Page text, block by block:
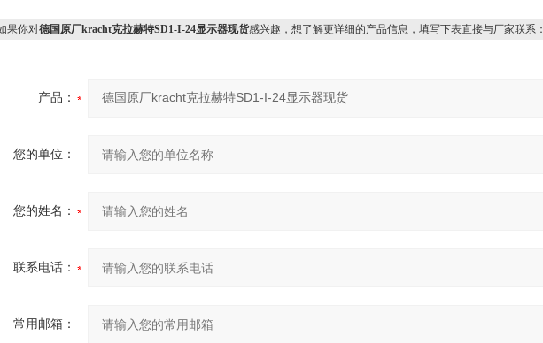
你对德国原厂kracht克拉赫特SD1-I-24显示器现货感兴趣，想了解更详细的产品信息，填写下表直接与厂家联系：
产品：
您的单位：
您的姓名：
联系电话：
常用邮箱：